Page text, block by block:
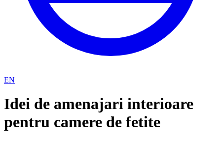
EN
Idei de amenajari interioare
pentru camere de fetite